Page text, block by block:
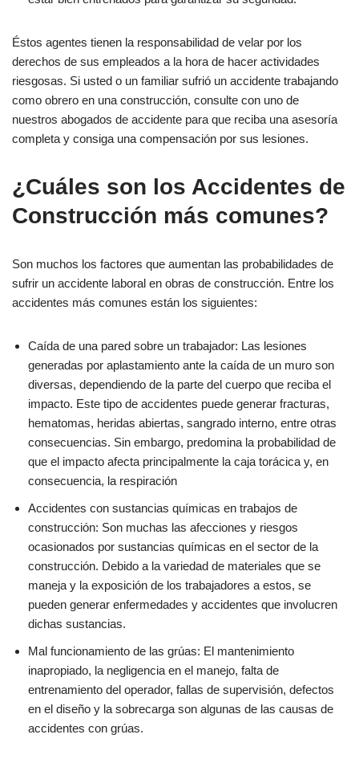
Éstos agentes tienen la responsabilidad de velar por los
derechos de sus empleados a la hora de hacer actividades
riesgosas. Si usted o un familiar sufrió un accidente trabajando
como obrero en una construcción, consulte con uno de
nuestros abogados de accidente para que reciba una asesoría
completa y consiga una compensación por sus lesiones.
¿Cuáles son los Accidentes de
Construcción más comunes?
Son muchos los factores que aumentan las probabilidades de
sufrir un accidente laboral en obras de construcción. Entre los
accidentes más comunes están los siguientes:
Caída de una pared sobre un trabajador: Las lesiones
generadas por aplastamiento ante la caída de un muro son
diversas, dependiendo de la parte del cuerpo que reciba el
impacto. Este tipo de accidentes puede generar fracturas,
hematomas, heridas abiertas, sangrado interno, entre otras
consecuencias. Sin embargo, predomina la probabilidad de
que el impacto afecta principalmente la caja torácica y, en
consecuencia, la respiración
Accidentes con sustancias químicas en trabajos de
construcción: Son muchas las afecciones y riesgos
ocasionados por sustancias químicas en el sector de la
construcción. Debido a la variedad de materiales que se
maneja y la exposición de los trabajadores a estos, se
pueden generar enfermedades y accidentes que involucren
dichas sustancias.
Mal funcionamiento de las grúas: El mantenimiento
inapropiado, la negligencia en el manejo, falta de
entrenamiento del operador, fallas de supervisión, defectos
en el diseño y la sobrecarga son algunas de las causas de
accidentes con grúas.